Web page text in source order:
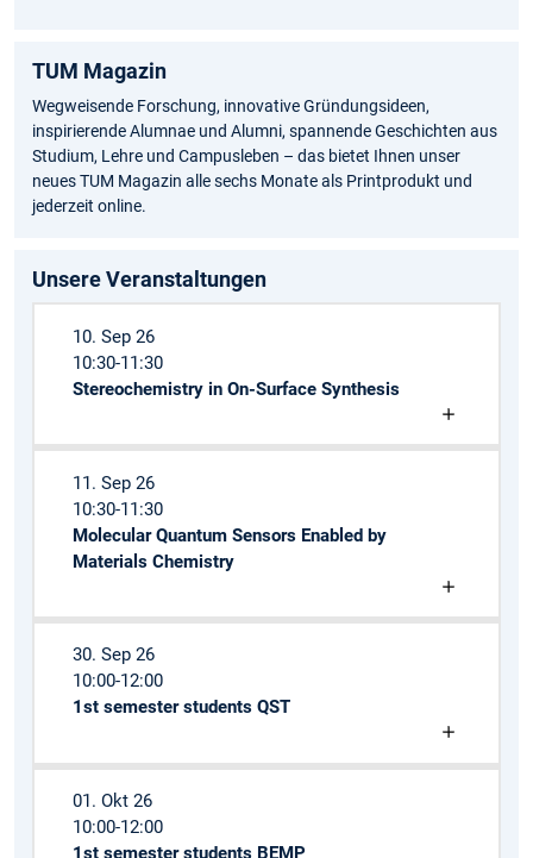
TUM Magazin
Wegweisende Forschung, innovative Gründungsideen,
inspirierende Alumnae und Alumni, spannende Geschichten aus
Studium, Lehre und Campusleben – das bietet Ihnen unser
neues TUM Magazin alle sechs Monate als Printprodukt und
jederzeit online.
Unsere Veranstaltungen
10. Sep 26
10:30-11:30
Stereochemistry in On-Surface Synthesis
11. Sep 26
10:30-11:30
Molecular Quantum Sensors Enabled by
Materials Chemistry
30. Sep 26
10:00-12:00
1st semester students QST
01. Okt 26
10:00-12:00
1st semester students BEMP